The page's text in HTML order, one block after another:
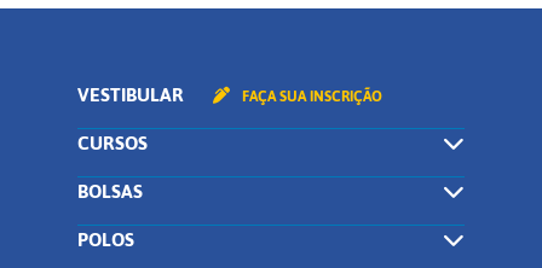
VESTIBULAR FAÇA SUA INSCRIÇÃO
CURSOS
BOLSAS
POLOS